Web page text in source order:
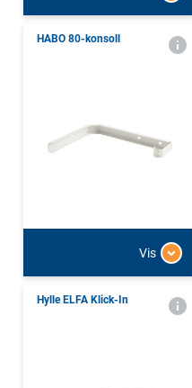
HABO 80-konsoll
Vis
Hylle ELFA Klick-In